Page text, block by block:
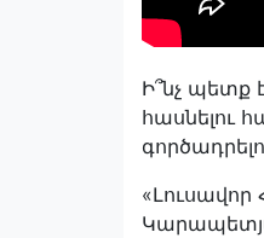
Ի՞նչ պետք
հասնելու